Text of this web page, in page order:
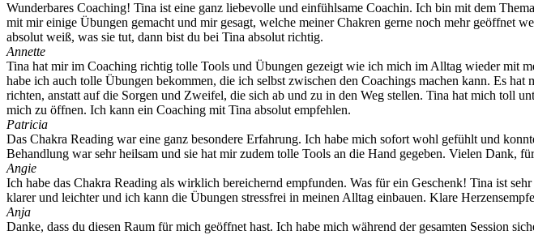
Wunderbares Coaching! Tina ist eine ganz liebevolle und einfühlsame Coachin. Ich bin mit dem
mit mir einige Übungen gemacht und mir gesagt, welche meiner Chakren gerne noch mehr geöffnet
absolut weiß, was sie tut, dann bist du bei Tina absolut richtig.
Annette
Tina hat mir im Coaching richtig tolle Tools und Übungen gezeigt wie ich mich im Alltag wieder mit
habe ich auch tolle Übungen bekommen, die ich selbst zwischen den Coachings machen kann. Es
richten, anstatt auf die Sorgen und Zweifel, die sich ab und zu in den Weg stellen. Tina hat mich toll
mich zu öffnen. Ich kann ein Coaching mit Tina absolut empfehlen.
Patricia
Das Chakra Reading war eine ganz besondere Erfahrung. Ich habe mich sofort wohl gefühlt und
Behandlung war sehr heilsam und sie hat mir zudem tolle Tools an die Hand gegeben. Vielen Dank,
Angie
Ich habe das Chakra Reading als wirklich bereichernd empfunden. Was für ein Geschenk! Tina ist
klarer und leichter und ich kann die Übungen stressfrei in meinen Alltag einbauen. Klare
Anja
Danke, dass du diesen Raum für mich geöffnet hast. Ich habe mich während der gesamten Session